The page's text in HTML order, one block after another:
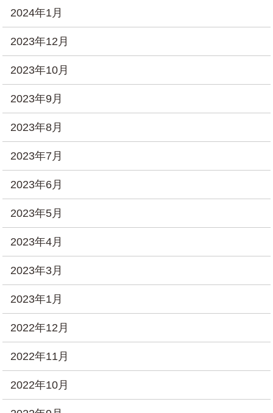
2024年1月
2023年12月
2023年10月
2023年9月
2023年8月
2023年7月
2023年6月
2023年5月
2023年4月
2023年3月
2023年1月
2022年12月
2022年11月
2022年10月